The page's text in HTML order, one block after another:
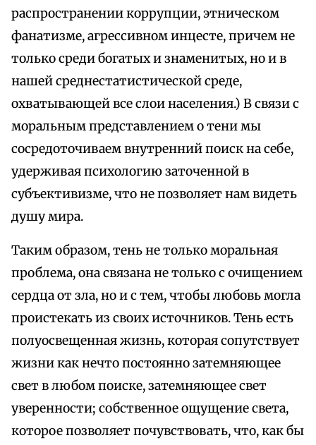
распространении коррупции, этническом
фанатизме, агрессивном инцесте, причем не
только среди богатых и знаменитых, но и в
нашей среднестатистической среде,
охватывающей все слои населения.) В связи с
моральным представлением о тени мы
сосредоточиваем внутренний поиск на себе,
удерживая психологию заточенной в
субъективизме, что не позволяет нам видеть
душу мира.
Таким образом, тень не только моральная
проблема, она связана не только с очищением
сердца от зла, но и с тем, чтобы любовь могла
проистекать из своих источников. Тень есть
полуосвещенная жизнь, которая сопутствует
жизни как нечто постоянно затемняющее
свет в любом поиске, затемняющее свет
уверенности; собственное ощущение света,
которое позволяет почувствовать, что, как бы